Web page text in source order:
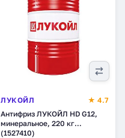
ЛУКОЙЛ
★ 4.7
Антифриз ЛУКОЙЛ HD G12,
минеральное, 220 кг
(1527410)